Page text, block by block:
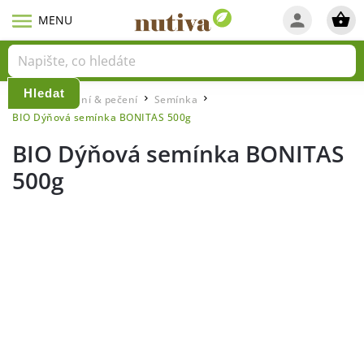
Hledat
Domů / Vaření & pečení Semínka /
BIO Dýňová semínka BONITAS 500g
BIO Dýňová semínka BONITAS
500g